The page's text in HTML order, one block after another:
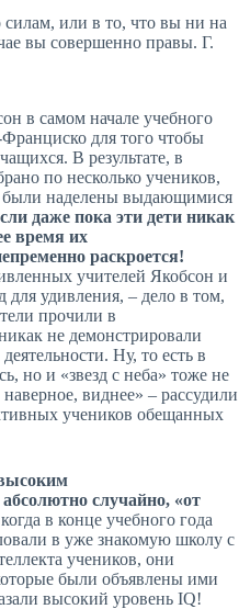
или в то, что вы ни на
вы совершенно правы. Г.
в самом начале учебного
для того чтобы
В результате, в
по несколько учеников,
были наделены выдающимися
даже пока эти дети никак
время их
раскроется!
учителей Якобсон и
для удивления, – дело в том,
прочили в
не демонстрировали
Ну, то есть в
но и «звезд с неба» тоже не
виднее» – рассудили
учеников обещанных
случайно, «от
в конце учебного года
в уже знакомую школу с
учеников, они
были объявлены ими
высокий уровень IQ!